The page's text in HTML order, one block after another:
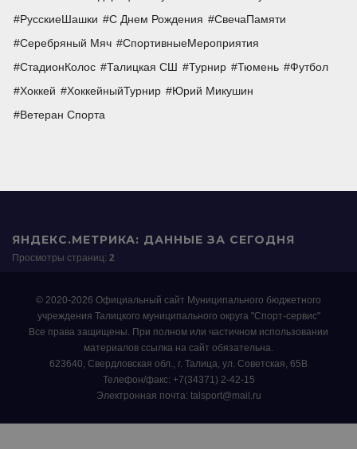
РусскиеШашки
С Днем Рождения
СвечаПамяти
Серебряный Мяч
СпортивныеМероприятия
СтадионКолос
Талицкая СШ Турнир Тюмень
Футбол
Хоккей
ХоккейныйТурнир
Юрий Микушин
Ветеран Спорта
ЯНДЕКС.МЕТРИКА: ДАННЫЕ ЗА СЕГОДНЯ
Просмотры страниц: 2
© 2020-2026 Официальный сайт Муниципального бюджетного
учреждения Талицкого муниципального округа "Спорт-сервис"
Все права защищены. При полном или частичном использовании
материалов ссылка на сайт обязательна.
623640, Свердловская обл., г. Талица, ул. Советская, 65В
Телефон/факс: +7(34371) 2-42-15
Электронная почта: talsport@mail.ru